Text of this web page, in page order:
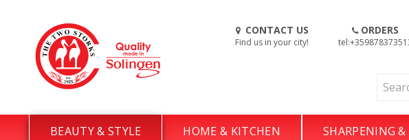
CONTACT US
Find us in your city!
ORDERS
BEAUTY & STYLE HOME & KITCHEN SHARPENING &